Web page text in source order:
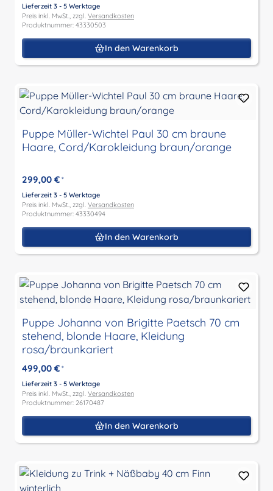
Lieferzeit 3 - 5 Werktage
Preis inkl. MwSt., zzgl. Versandkosten
Produktnummer: 43330503
In den Warenkorb
Puppe Müller-Wichtel Paul 30 cm braune
Haare, Cord/Karokleidung braun/orange
299,00 € *
Lieferzeit 3 - 5 Werktage
Preis inkl. MwSt., zzgl. Versandkosten
Produktnummer: 43330494
In den Warenkorb
Puppe Johanna von Brigitte Paetsch 70 cm
stehend, blonde Haare, Kleidung
rosa/braunkariert
499,00 € *
Lieferzeit 3 - 5 Werktage
Preis inkl. MwSt., zzgl. Versandkosten
Produktnummer: 26170487
In den Warenkorb